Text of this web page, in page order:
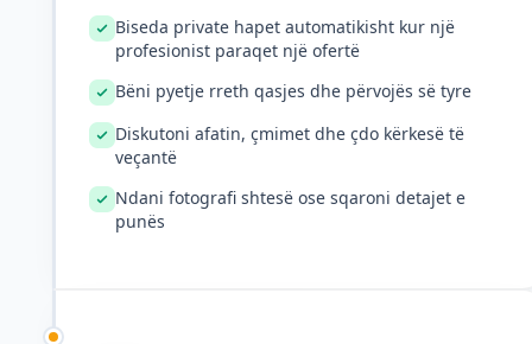
Biseda private hapet automatikisht kur një
profesionist paraqet një ofertë
Bëni pyetje rreth qasjes dhe përvojës së tyre
Diskutoni afatin, çmimet dhe çdo kërkesë të
veçantë
Ndani fotografi shtesë ose sqaroni detajet e
punës